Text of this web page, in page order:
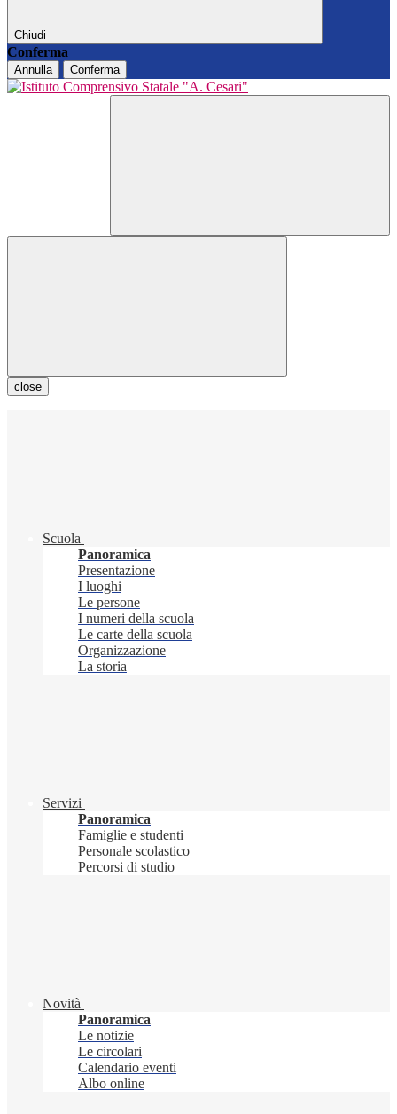
Chiudi
Conferma
Annulla Conferma
close
Scuola
Panoramica
Presentazione
I luoghi
Le persone
I numeri della scuola
Le carte della scuola
Organizzazione
La storia
Servizi
Panoramica
Famiglie e studenti
Personale scolastico
Percorsi di studio
Novità
Panoramica
Le notizie
Le circolari
Calendario eventi
Albo online